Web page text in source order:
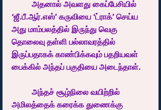
‘ஜீ.பீ.ஆர்.எஸ்’ கருவியை ‘ட்ராக்’ செய்ய
அது மாம்பலத்தில் இருந்து வெகு
தொலைவு தள்ளி பல்லாவரத்தில்
இருப்பதாகக் காண்பிக்கவும் பதறியவள்
பைக்கில் அந்தப் பகுதியை அடைந்தாள்.
அமிலத்தைக் கரைக்க துணைக்கு